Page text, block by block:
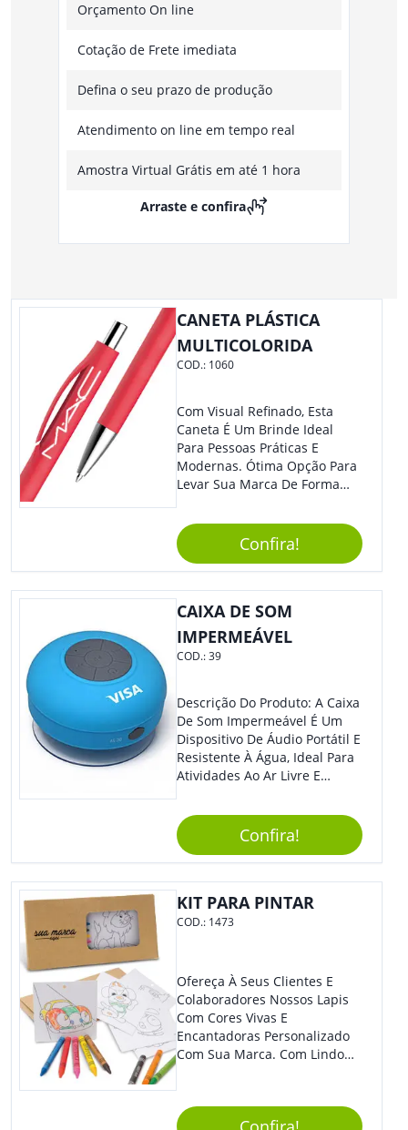
Orçamento On line
Cotação de Frete imediata
Defina o seu prazo de produção
Atendimento on line em tempo real
Amostra Virtual Grátis em até 1 hora
Arraste e confira
CANETA PLÁSTICA
MULTICOLORIDA
COD.: 1060
Com Visual Refinado, Esta
Caneta É Um Brinde Ideal
Para Pessoas Práticas E
Modernas. Ótima Opção Para
Levar Sua Marca De Forma
Sua Empresa Em Eventos,
Reuniões Corporativas Ou Até
Mesmo Para Presentear
Colaboradores E Parceiros De
Sua Empresa.
Confira!
CAIXA DE SOM
IMPERMEÁVEL
COD.:39
Descrição Do Produto: A Caixa
De Som Impermeável É Um
Dispositivo De Áudio Portátil E
Resistente À Água, Ideal Para
Atividades Ao Ar Livre E
Design Compacto E Durável,
Essa Caixa De Som Reproduz
Um Som Claro E Potente,
Proporcionando Uma
Experiência Musical De Alta
Qualidade Em Qualquer
Lugar. Benefícios: Além De
De Transportar, Possui Bateria
De Longa Duração E Conexão
Bluetooth, Permitindo Que
Você Conecte Seu Dispositivo
De Forma Prática E Sem Fios.
Ambientes Molhados,
Garantindo Uma Experiência
Confira!
KIT PARA PINTAR
COD.: 1473
Ofereça À Seus Clientes E
Colaboradores Nossos Lapis
Com Cores Vivas E
Encantadoras Personalizado
Com Sua Marca. Com Lindo
Perfeito, Não É?!